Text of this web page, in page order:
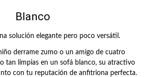
Blanco
solución elegante pero poco versátil.
derrame zumo o un amigo de cuatro
tan limpias en un sofá blanco, su atractivo
con tu reputación de anfitriona perfecta.